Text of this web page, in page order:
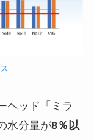
ヘッド「ミラ
水分量が8％以